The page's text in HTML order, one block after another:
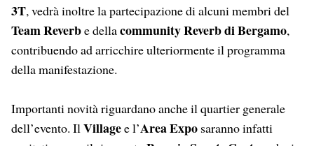
3T, vedrà inoltre la partecipazione di alcuni membri del
Team Reverbe dellacommunity Reverb di Bergamo,
contribuendo ad arricchire ulteriormente il programma
della manifestazione.
Importanti novità riguardano anche il quartier generale
dell’evento. Il Villagee l’Area Expo saranno infatti